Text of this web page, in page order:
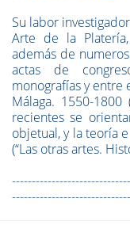
Su labor
Arte de la
además de
actas de
monografías y entre
Málaga. 1550-1800
recientes se
objetual, y la teoría
(“Las otras artes.